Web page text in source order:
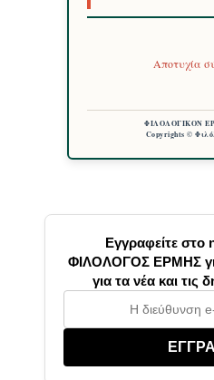
Αποτυχία
ΦΙΛΟΛΟΓΙΚΟΝ
Copyrights ©
Εγγραφείτε στο
ΦΙΛΟΛΟΓΟΣ ΕΡΜΗΣ
για τα νέα και τις